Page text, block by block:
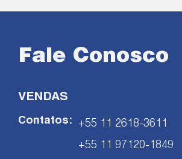
Fale Conosco
VENDAS
Contatos:
+55 11 2618-3611
+55 11 97120-1849